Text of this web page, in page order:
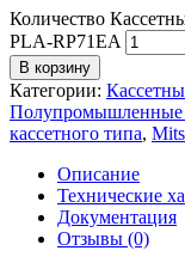
Количество
PLA-RP71EA
В корзину
Категории:
Полупромышленные
кассетного типа,
Описание
Технические
Документация
Отзывы (0)